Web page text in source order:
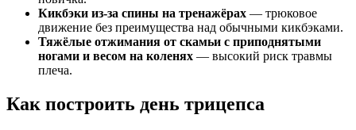
Кикбэки из-за спины на тренажёрах — трюковое
движение без преимущества над обычными кикбэками.
Тяжёлые отжимания от скамьи с приподнятыми
ногами и весом на коленях — высокий риск травмы
плеча.
Как построить день трицепса